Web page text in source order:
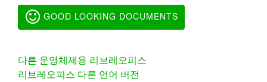
GOOD LOOKING DOCUMENTS
다른 운영체제용 리브레오피스
리브레오피스 다른 언어 버전